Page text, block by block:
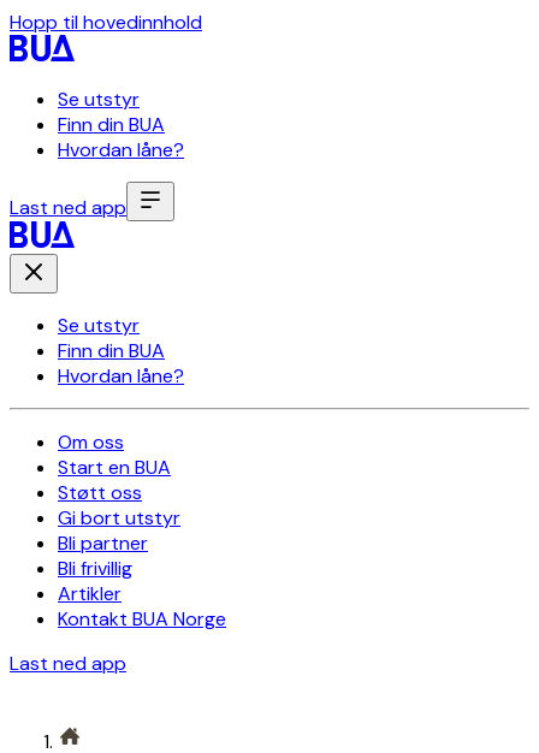
Hopp til hovedinnhold
Se utstyr
Finn din BUA
Hvordan låne?
Last ned app
Se utstyr
Finn din BUA
Hvordan låne?
Om oss
Start en BUA
Støtt oss
Gi bort utstyr
Bli partner
Bli frivillig
Artikler
Kontakt BUA Norge
Last ned app